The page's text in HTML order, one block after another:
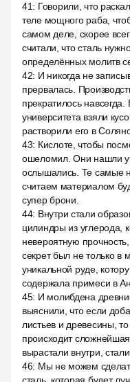
41: Говорили, что
теле мощного раба,
самом деле, скорее
считали, что сталь
определённых молитв
42: И никогда не
прервалась.
прекратилось
университета взяли
растворили его в
43: Кислоте, чтобы
ошеломил. Они нашли
ослышались. Те самые
считаем материалом
супер брони.
44: Внутри стали
цилиндры из углерода,
невероятную
секрет был не только в
уникальной руде,
содержала примеси в
45: И молибдена
выяснили, что если
листьев и древесины,
происходит
вырастали внутри,
46: Мы не можем